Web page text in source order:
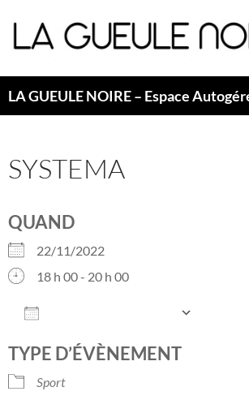
au
contenu
SYSTEMA
QUAND
22/11/2022
18 h 00 - 20 h 00
TYPE D’ÉVÈNEMENT
Sport